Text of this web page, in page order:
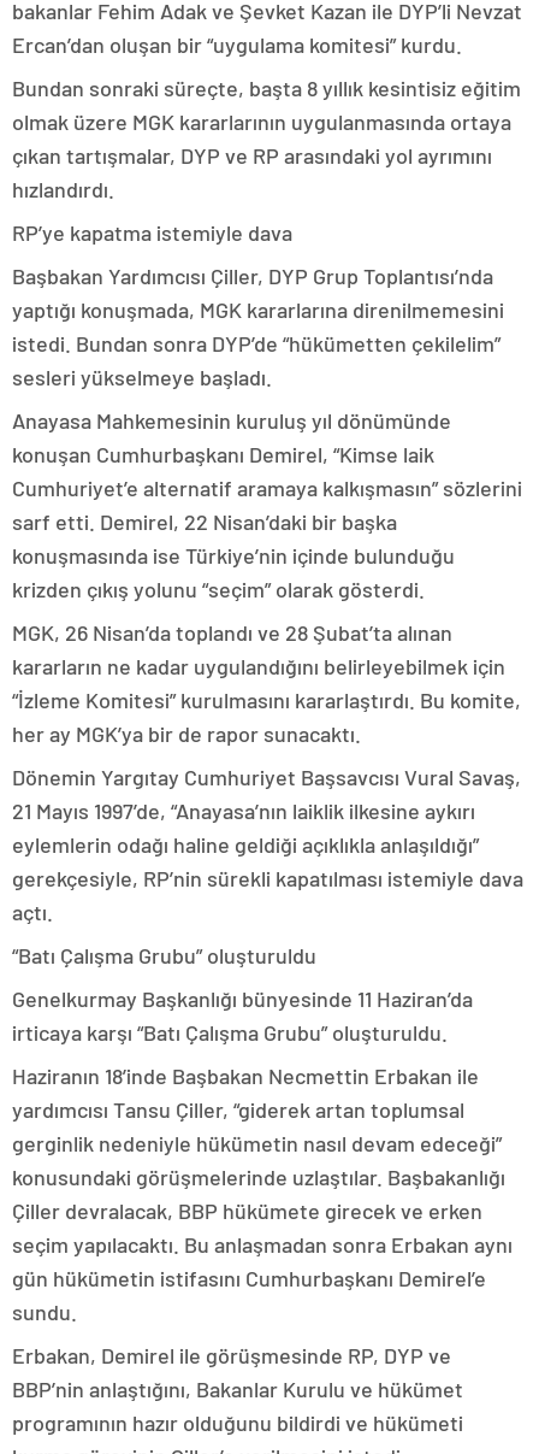
bakanlar Fehim Adak ve Şevket Kazan ile DYP’li Nevzat
Ercan’dan oluşan bir “uygulama komitesi” kurdu.
Bundan sonraki süreçte, başta 8 yıllık kesintisiz eğitim
olmak üzere MGK kararlarının uygulanmasında ortaya
çıkan tartışmalar, DYP ve RP arasındaki yol ayrımını
hızlandırdı.
RP’ye kapatma istemiyle dava
Başbakan Yardımcısı Çiller, DYP Grup Toplantısı’nda
yaptığı konuşmada, MGK kararlarına direnilmemesini
istedi. Bundan sonra DYP’de “hükümetten çekilelim”
sesleri yükselmeye başladı.
Anayasa Mahkemesinin kuruluş yıl dönümünde
konuşan Cumhurbaşkanı Demirel, “Kimse laik
Cumhuriyet’e alternatif aramaya kalkışmasın” sözlerini
sarf etti. Demirel, 22 Nisan’daki bir başka
konuşmasında ise Türkiye’nin içinde bulunduğu
krizden çıkış yolunu “seçim” olarak gösterdi.
MGK, 26 Nisan’da toplandı ve 28 Şubat’ta alınan
kararların ne kadar uygulandığını belirleyebilmek için
“İzleme Komitesi” kurulmasını kararlaştırdı. Bu komite,
her ay MGK’ya bir de rapor sunacaktı.
Dönemin Yargıtay Cumhuriyet Başsavcısı Vural Savaş,
21 Mayıs 1997’de, “Anayasa’nın laiklik ilkesine aykırı
eylemlerin odağı haline geldiği açıklıkla anlaşıldığı”
gerekçesiyle, RP’nin sürekli kapatılması istemiyle dava
açtı.
“Batı Çalışma Grubu” oluşturuldu
Genelkurmay Başkanlığı bünyesinde 11 Haziran’da
irticaya karşı “Batı Çalışma Grubu” oluşturuldu.
Haziranın 18’inde Başbakan Necmettin Erbakan ile
yardımcısı Tansu Çiller, “giderek artan toplumsal
gerginlik nedeniyle hükümetin nasıl devam edeceği”
konusundaki görüşmelerinde uzlaştılar. Başbakanlığı
Çiller devralacak, BBP hükümete girecek ve erken
seçim yapılacaktı. Bu anlaşmadan sonra Erbakan aynı
gün hükümetin istifasını Cumhurbaşkanı Demirel’e
sundu.
Erbakan, Demirel ile görüşmesinde RP, DYP ve
BBP’nin anlaştığını, Bakanlar Kurulu ve hükümet
programının hazır olduğunu bildirdi ve hükümeti